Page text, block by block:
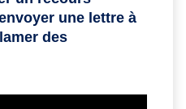
une lettre à
des